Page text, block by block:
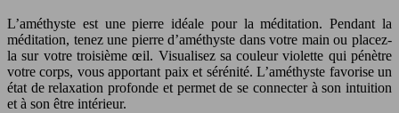
L’améthyste est une pierre idéale pour la méditation. Pendant la
méditation, tenez une pierre d’améthyste dans votre main ou placez-
la sur votre troisième œil. Visualisez sa couleur violette qui pénètre
votre corps, vous apportant paix et sérénité. L’améthyste favorise un
état de relaxation profonde et permet de se connecter à son intuition
et à son être intérieur.